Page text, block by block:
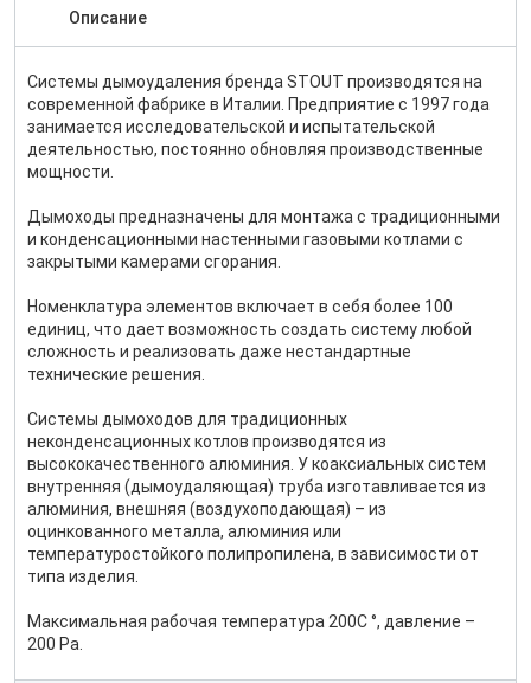
Описание
Системы дымоудаления бренда STOUT производятся на
современной фабрике в Италии. Предприятие с 1997 года
занимается исследовательской и испытательской
деятельностью, постоянно обновляя производственные
мощности.
Дымоходы предназначены для монтажа с традиционными
и конденсационными настенными газовыми котлами с
закрытыми камерами сгорания.
Номенклатура элементов включает в себя более 100
единиц, что дает возможность создать систему любой
сложность и реализовать даже нестандартные
технические решения.
Системы дымоходов для традиционных
неконденсационных котлов производятся из
высококачественного алюминия. У коаксиальных систем
внутренняя (дымоудаляющая) труба изготавливается из
алюминия, внешняя (воздухоподающая) – из
оцинкованного металла, алюминия или
температуростойкого полипропилена, в зависимости от
типа изделия.
Максимальная рабочая температура 200С °, давление –
200 Ра.